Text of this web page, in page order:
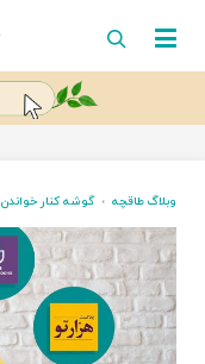
وبلاگ طاقچه گوشه کنار خواندن